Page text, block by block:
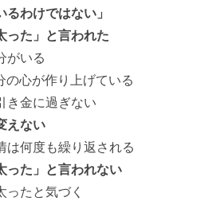
わけではない」
た」と言われた
いる
り上げている
に過ぎない
えない
何度も繰り返される
た」と言われない
と気づく